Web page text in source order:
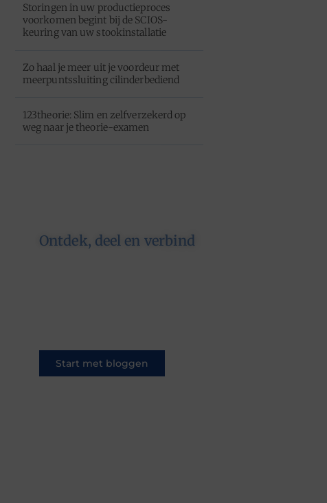
Storingen in uw productieproces
voorkomen begint bij de SCIOS-
keuring van uw stookinstallatie
Zo haal je meer uit je voordeur met
meerpuntssluiting cilinderbediend
123theorie: Slim en zelfverzekerd op
weg naar je theorie-examen
Ontdek, deel en verbind
Start met bloggen